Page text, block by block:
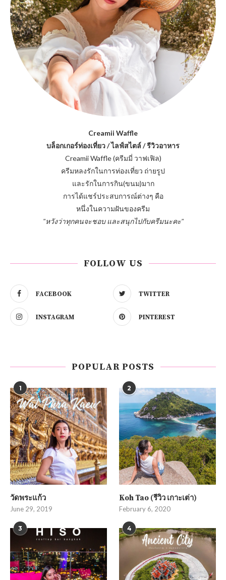
Creamii Waffle
บล็อกเกอร์ท่องเที่ยว / ไลฟ์สไตล์ / รีวิวอาหาร
Creamii Waffle (ครีมมี่ วาฟเฟิล)
ครีมหลงรักในการท่องเที่ยว ถ่ายรูป
และรักในการกิน(ขนม)มาก
การได้แชร์ประสบการณ์ต่างๆ คือ
หนึ่งในความฝันของครีม
"หวังว่าทุกคนจะชอบ และสนุกไปกับครีมนะคะ"
FOLLOW US
FACEBOOK TWITTER
INSTAGRAM PINTEREST
POPULAR POSTS
1
วัดพระแก้ว
June 29, 2019
2
Koh Tao (รีวิว เกาะเต่า)
February 6, 2020
3 4